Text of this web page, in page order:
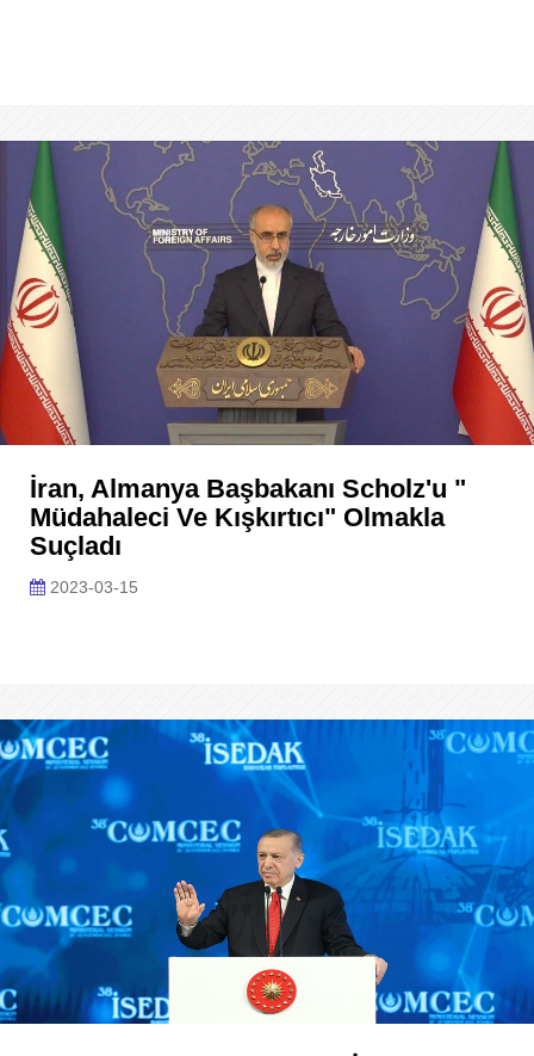
İran, Almanya Başbakanı Scholz'u "
Müdahaleci Ve Kışkırtıcı" Olmakla
Suçladı
2023-03-15